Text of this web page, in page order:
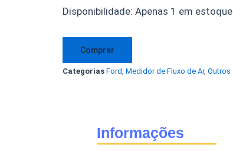
Disponibilidade: Apenas 1 em estoque
Medidor
Ranger
Explorer
F57F12B579BA
Comprar
Categorias Ford Medidor de Fluxo de Ar, Outros
Informações